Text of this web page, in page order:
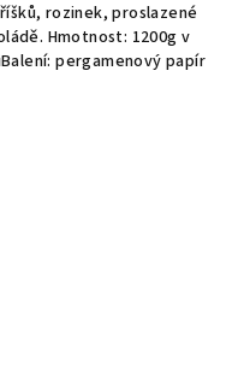
rozinek, proslazené
Hmotnost: 1200g v
pergamenový papír